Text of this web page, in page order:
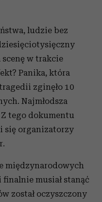
ludzie bez
w trakcie
Panika, która
zginęło 10
Najmłodsza
Z tego dokumentu
się organizatorzy
międzynarodowych
musiał stanąć
został oczyszczony